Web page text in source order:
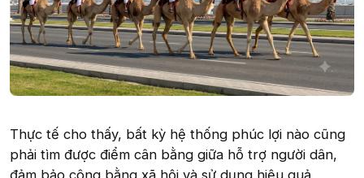
Thực tế cho thấy, bất kỳ hệ thống phúc lợi nào cũng
phải tìm được điểm cân bằng giữa hỗ trợ người dân,
đảm bảo công bằng xã hội và sử dụng hiệu quả